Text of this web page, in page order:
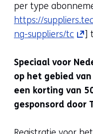
per type
https://
ng-suppliers/tc
a
new
tab)
]
Speciaal voor
op het gebied
een korting van
gesponsord door